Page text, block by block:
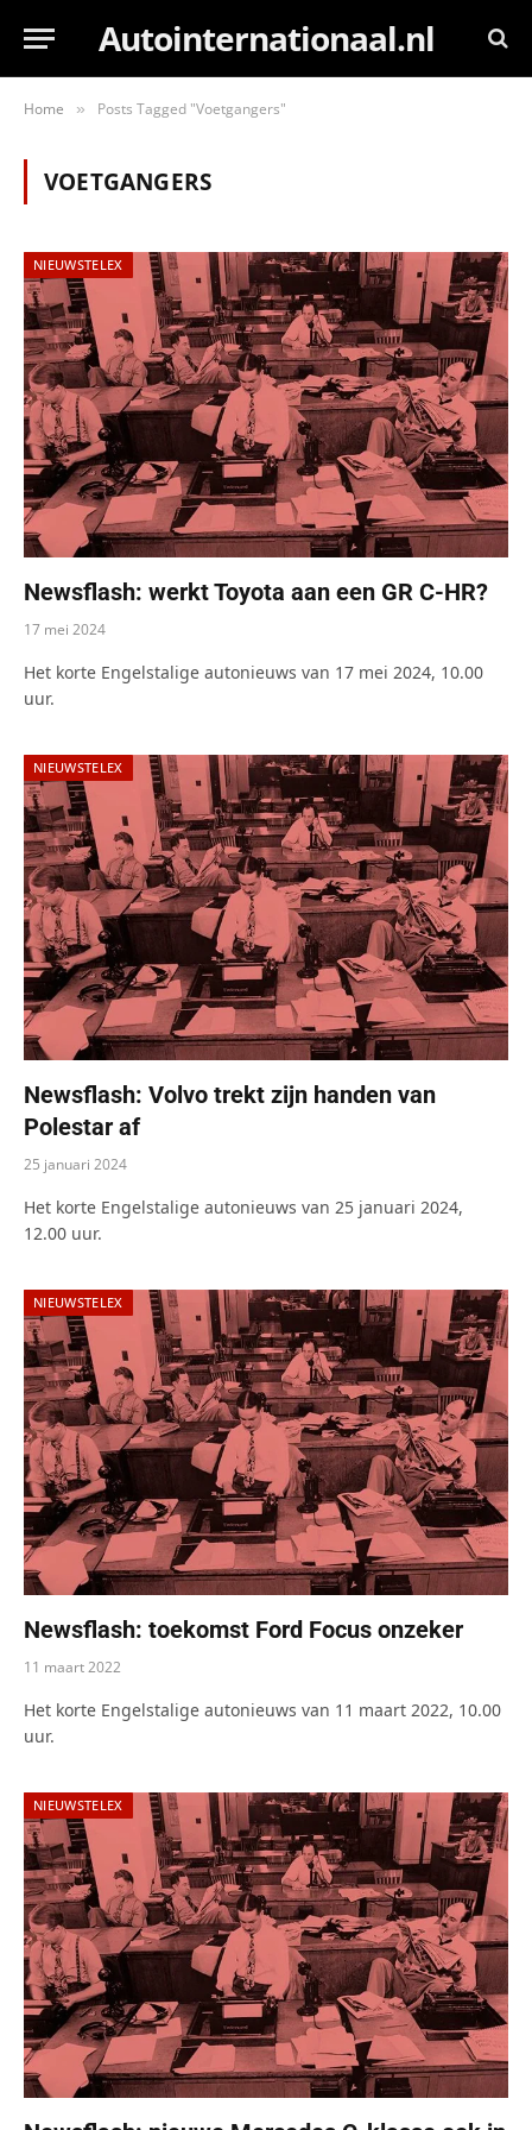
Autointernationaal.nl
Home » Posts Tagged "Voetgangers"
VOETGANGERS
NIEUWSTELEX
Newsflash: werkt Toyota aan een GR C-HR?
17 mei 2024
Het korte Engelstalige autonieuws van 17 mei 2024, 10.00
uur.
NIEUWSTELEX
Newsflash: Volvo trekt zijn handen van
Polestar af
25 januari 2024
Het korte Engelstalige autonieuws van 25 januari 2024,
12.00 uur.
NIEUWSTELEX
Newsflash: toekomst Ford Focus onzeker
11 maart 2022
Het korte Engelstalige autonieuws van 11 maart 2022, 10.00
uur.
NIEUWSTELEX